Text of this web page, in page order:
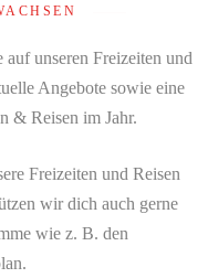
auf unseren Freizeiten und
Angebote sowie eine
& Reisen im Jahr.
Freizeiten und Reisen
wir dich auch gerne
wie z. B. den